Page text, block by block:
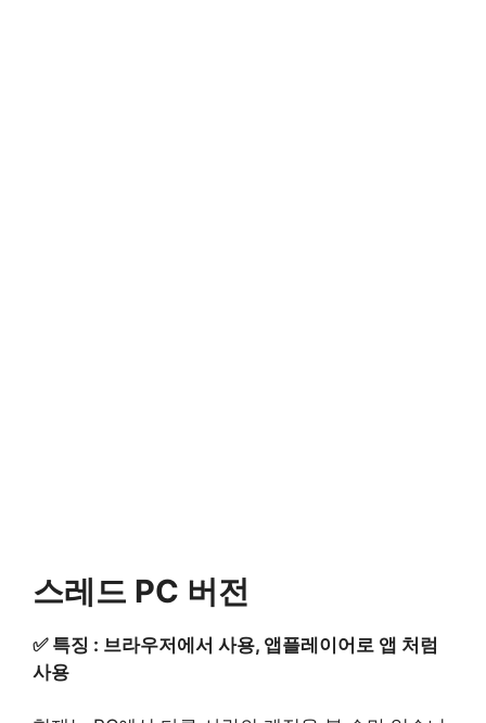
스레드 PC 버전
✅ 특징 : 브라우저에서 사용, 앱플레이어로 앱 처럼
사용